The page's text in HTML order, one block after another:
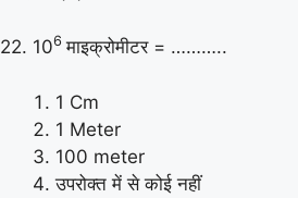
22. 106माइक्रोमीटर = ………..
1 Cm
1 Meter
100 meter
उपरोक्त में से कोई नहीं